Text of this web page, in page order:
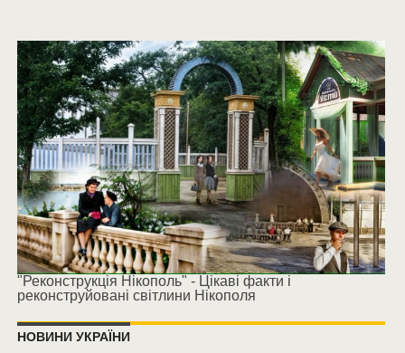
"Реконструкція Нікополь" - Цікаві факти і
реконструйовані світлини Нікополя
НОВИНИ УКРАЇНИ